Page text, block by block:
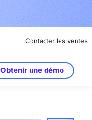
Contacter les ventes
Obtenir une démo